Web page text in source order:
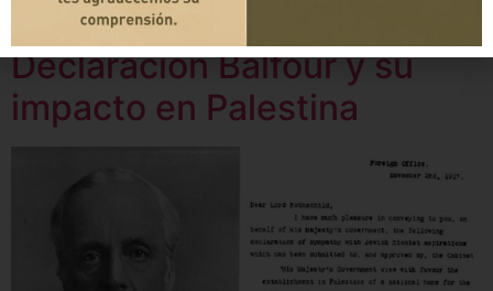
2 de noviembre: La
Declaración Balfour y su
impacto en Palestina